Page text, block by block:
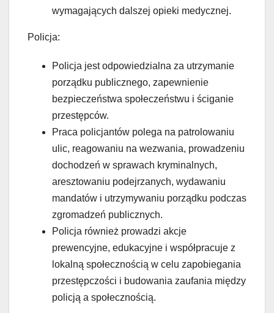
wymagających dalszej opieki medycznej.
Policja:
Policja jest odpowiedzialna za utrzymanie
porządku publicznego, zapewnienie
bezpieczeństwa społeczeństwu i ściganie
przestępców.
Praca policjantów polega na patrolowaniu
ulic, reagowaniu na wezwania, prowadzeniu
dochodzeń w sprawach kryminalnych,
aresztowaniu podejrzanych, wydawaniu
mandatów i utrzymywaniu porządku podczas
zgromadzeń publicznych.
Policja również prowadzi akcje
prewencyjne, edukacyjne i współpracuje z
lokalną społecznością w celu zapobiegania
przestępczości i budowania zaufania między
policją a społecznością.